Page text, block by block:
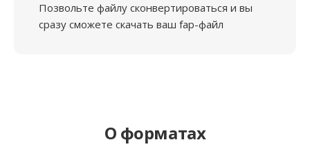
Позвольте файлу сконвертироваться и вы
сразу сможете скачать ваш fap-файл
О форматах